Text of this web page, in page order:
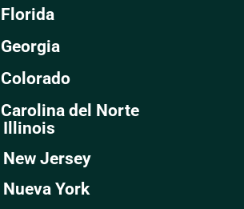
Florida
Georgia
Colorado
Carolina del Norte
Illinois
New Jersey
Nueva York